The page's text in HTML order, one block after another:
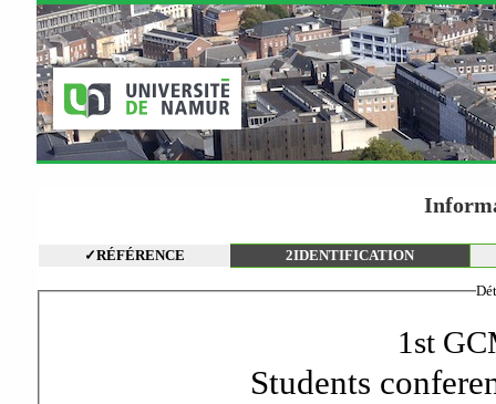
✓RÉFÉRENCE 2IDENTIFICATION
1st
Students